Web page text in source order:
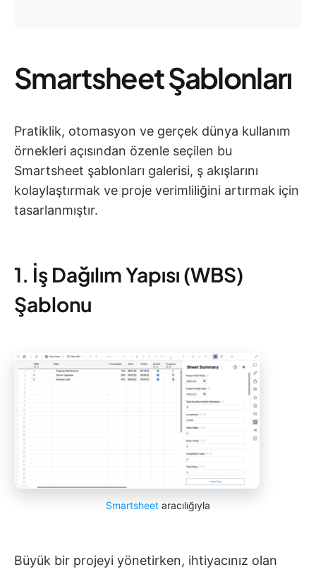
Smartsheet Şablonları
Pratiklik, otomasyon ve gerçek dünya kullanım
örnekleri açısından özenle seçilen bu
Smartsheet şablonları galerisi, ş akışlarını
kolaylaştırmak ve proje verimliliğini artırmak için
tasarlanmıştır.
1. İş Dağılım Yapısı (WBS)
Şablonu
Smartsheet aracılığıyla
Büyük bir projeyi yönetirken, ihtiyacınız olan